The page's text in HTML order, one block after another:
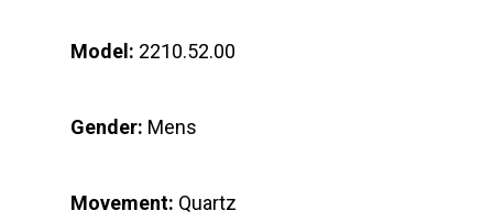
Model: 2210.52.00
Gender: Mens
Movement: Quartz